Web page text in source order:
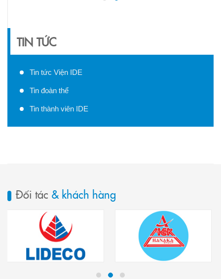
TIN TỨC
Tin tức Viện IDE
Tin đoàn thể
Tin thành viên IDE
Đối tác & khách hàng